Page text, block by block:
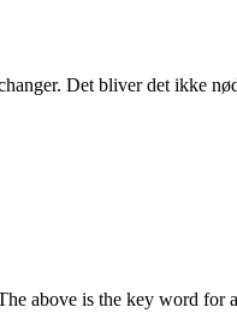
Det bliver det ikke
above is the key word